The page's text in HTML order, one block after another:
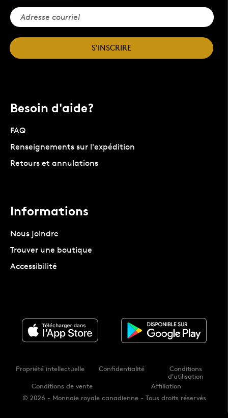
S'INSCRIRE
Besoin d'aide?
FAQ
Renseignements sur l'expédition
Retours et annulations
Informations
Nous joindre
Trouver une boutique
Accessibilité
© 2026 - Monnaie royale canadienne - Tous droits réservés
Propriété intellectuelle Confidentialité
Conditions
d'utilisation
Conditions de vente
Affiliation